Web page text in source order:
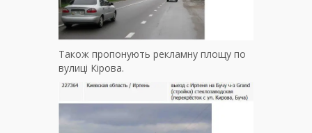
Також пропонують рекламну площу по
вулиці Кірова.